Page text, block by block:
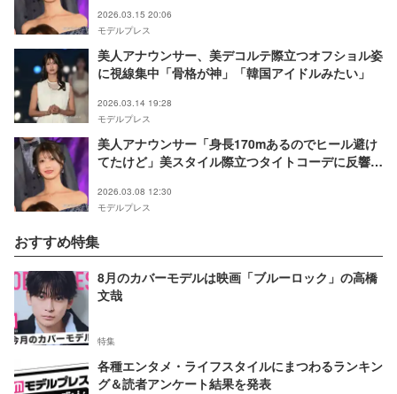
2026.03.15 20:06
モデルプレス
美人アナウンサー、美デコルテ際立つオフショル姿
に視線集中「骨格が神」「韓国アイドルみたい」
2026.03.14 19:28
モデルプレス
美人アナウンサー「身長170mあるのでヒール避け
てたけど」美スタイル際立つタイトコーデに反響
2026.03.08 12:30
モデルプレス
おすすめ特集
8月のカバーモデルは映画「ブルーロック」の高橋
文哉
特集
各種エンタメ・ライフスタイルにまつわるランキン
グ＆読者アンケート結果を発表